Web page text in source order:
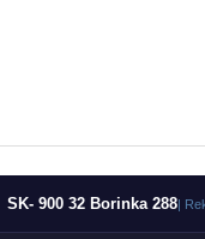
900 32 Borinka 288|